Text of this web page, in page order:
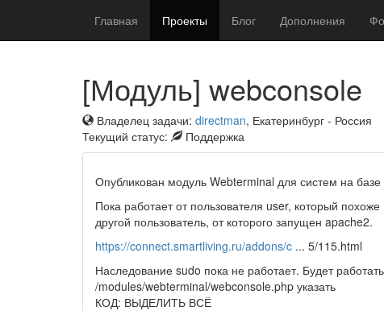
Главная Проекты Блог Дополнения
[Модуль] webconsole
Владелец задачи: directman, Екатеринбург - Россия
Текущий статус:
Поддержка
Опубликован модуль Webterminal для систем на
Пока работает от пользователя user, который
другой пользователь, от которого запущен apache2.
https://connect.smartliving.ru/addons/c ... 5/115.html
Наследование sudo пока не работает. Будет
/modules/webterminal/webconsole.php указать
КОД: ВЫДЕЛИТЬ ВСЁ